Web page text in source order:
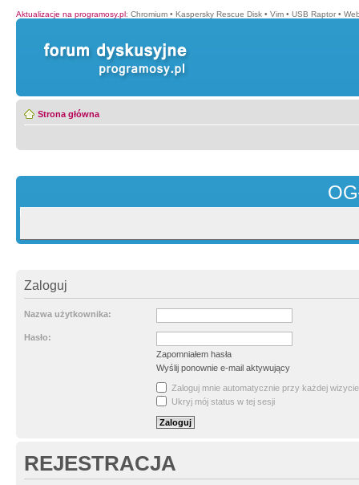
Aktualizacje na programosy.pl: Chromium • Kaspersky Rescue Disk • Vim • USB Raptor •
Strona główna
Zaloguj
Nazwa użytkownika:
Hasło:
Zapomniałem hasła
Wyślij ponownie e-mail aktywujący
Zaloguj mnie automatycznie przy każdej wizycie
Ukryj mój status w tej sesji
REJESTRACJA